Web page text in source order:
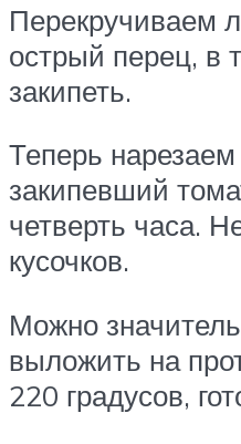
Перекручиваем
острый перец, в
закипеть.
Теперь
закипевший
четверть часа.
кусочков.
Можно
выложить на
220 градусов,